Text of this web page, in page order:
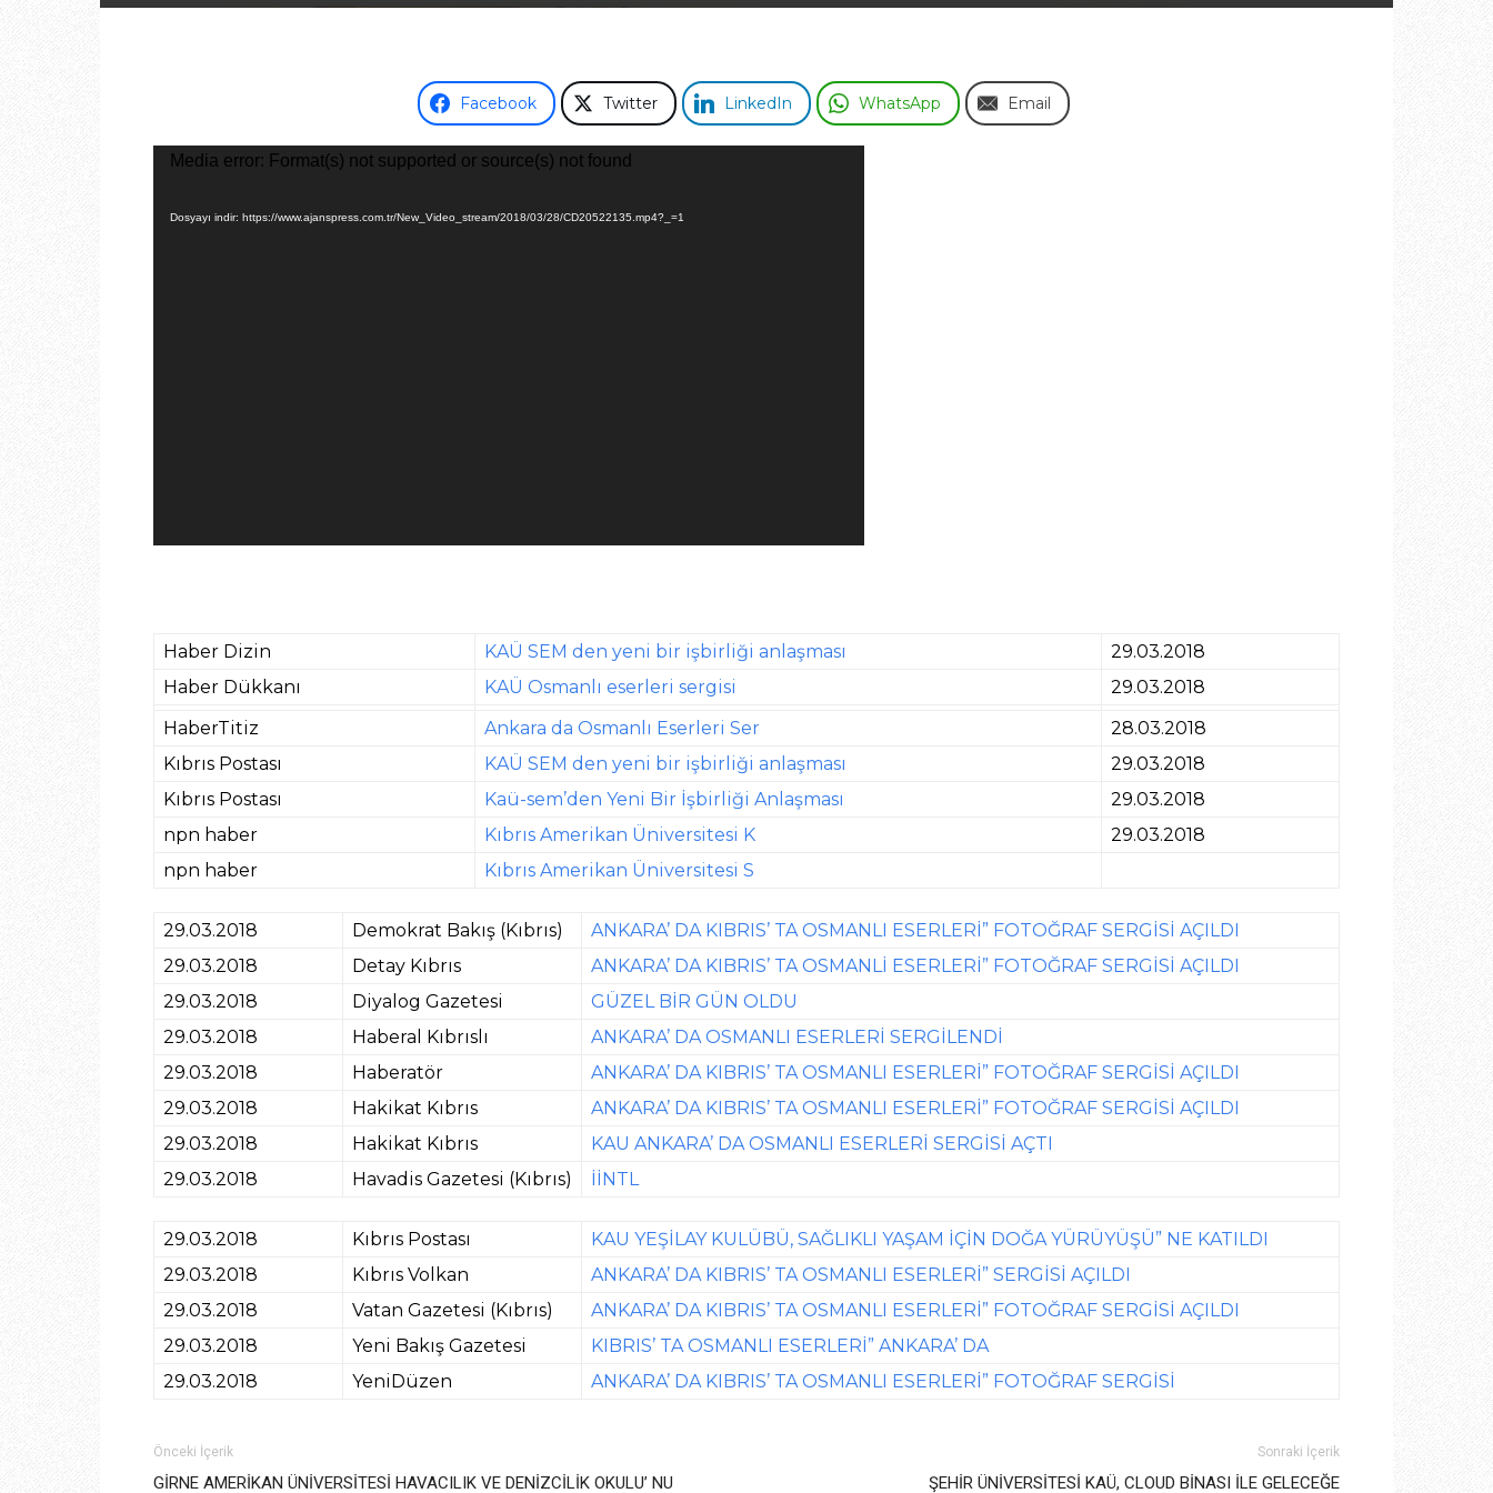
Facebook Twitter LinkedIn WhatsApp Email
Video
Media error: Format(s) not supported or source(s) not found
Dosyayı indir: https://www.ajanspress.com.tr/New_Video_stream/2018/03/28/CD20522135.mp4?_=1
Haber Dizin KAÜ SEM den yeni bir işbirliği anlaşması
29.03.2018
Haber Dükkanı
KAÜ Osmanlı eserleri sergisi
29.03.2018
HaberTitiz
Ankara da Osmanlı Eserleri Ser
28.03.2018
Kıbrıs Postası
KAÜ SEM den yeni bir işbirliği anlaşması
29.03.2018
Kıbrıs Postası
Kaü-sem’den Yeni Bir İşbirliği Anlaşması
29.03.2018
npn haber
Kıbrıs Amerikan Üniversitesi K
29.03.2018
npn haber
Kıbrıs Amerikan Üniversitesi S
29.03.2018 Demokrat Bakış (Kıbrıs)
ANKARA’ DA KIBRIS’ TA OSMANLI ESERLERİ” FOTOĞRAF SERGİSİ AÇILDI
29.03.2018
Detay Kıbrıs
ANKARA’ DA KIBRIS’ TA OSMANLİ ESERLERİ” FOTOĞRAF SERGİSİ AÇILDI
29.03.2018
Diyalog Gazetesi
GÜZEL BİR GÜN OLDU
29.03.2018
Haberal Kıbrıslı
ANKARA’ DA OSMANLI ESERLERİ SERGİLENDİ
29.03.2018
Haberatör
ANKARA’ DA KIBRIS’ TA OSMANLI ESERLERİ” FOTOĞRAF SERGİSİ AÇILDI
29.03.2018
Hakikat Kıbrıs
ANKARA’ DA KIBRIS’ TA OSMANLI ESERLERİ” FOTOĞRAF SERGİSİ AÇILDI
29.03.2018
Hakikat Kıbrıs
KAU ANKARA’ DA OSMANLI ESERLERİ SERGİSİ AÇTI
29.03.2018
Havadis Gazetesi (Kıbrıs) İİNTL
29.03.2018 Kıbrıs Postası
KAU YEŞİLAY KULÜBÜ, SAĞLIKLI YAŞAM İÇİN DOĞA YÜRÜYÜŞÜ” NE KATILDI
29.03.2018
Kıbrıs Volkan
ANKARA’ DA KIBRIS’ TA OSMANLI ESERLERİ” SERGİSİ AÇILDI
29.03.2018
Vatan Gazetesi (Kıbrıs)
ANKARA’ DA KIBRIS’ TA OSMANLI ESERLERİ” FOTOĞRAF SERGİSİ AÇILDI
29.03.2018
Yeni Bakış Gazetesi
KIBRIS’ TA OSMANLI ESERLERİ” ANKARA’ DA
29.03.2018
YeniDüzen ANKARA’ DA KIBRIS’ TA OSMANLI ESERLERİ” FOTOĞRAF SERGİSİ
Önceki İçerik
GİRNE AMERİKAN ÜNİVERSİTESİ HAVACILIK VE DENİZCİLİK OKULU’ NU
Sonraki İçerik
ŞEHİR ÜNİVERSİTESİ KAÜ, CLOUD BİNASI İLE GELECEĞE